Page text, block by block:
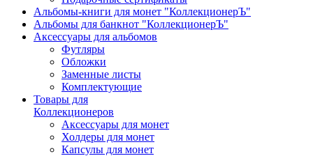
Альбомы-книги для монет "КоллекционерЪ"
Альбомы для банкнот "КоллекционерЪ"
Аксессуары для альбомов
Футляры
Обложки
Заменные листы
Комплектующие
Товары для
Коллекционеров
Аксессуары для монет
Холдеры для монет
Капсулы для монет